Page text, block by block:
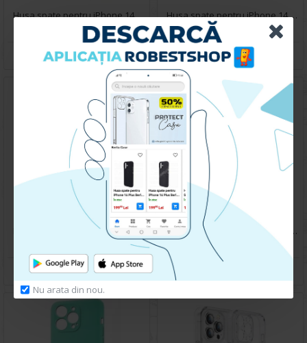
Nu arata din nou.
Husa spate pentru iPhone 14 Pro Max Berlia Magsafe Series - Transparent
199.90 lei
CUMPARA
Husa spate pentru iPhone 14 Pro Max- Rizz case
59.90 lei
CUMPARA
Husa spate pentru iPhone 14 Pro Max - Doo Case Roz
CUMPARA
Husa spate pentru iPhone 14 Pro Max- Rizz case
59.90 lei